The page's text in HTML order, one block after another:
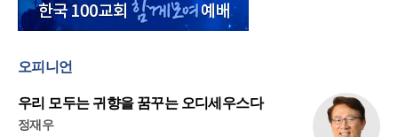
오피니언
우리 모두는 귀향을 꿈꾸는 오디세우스다
정재우